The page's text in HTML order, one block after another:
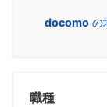
docomoの
職種